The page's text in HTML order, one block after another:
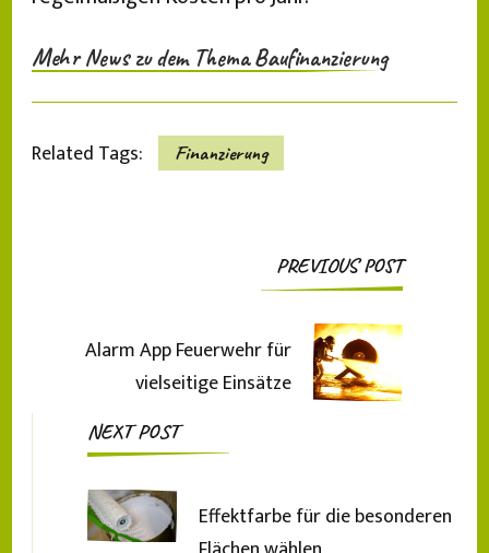
Mehr News zu dem Thema Baufinanzierung
Related Tags: Finanzierung
Post
Navigation
PREVIOUS POST
Alarm App Feuerwehr für
vielseitige Einsätze
NEXT POST
Effektfarbe für die besonderen